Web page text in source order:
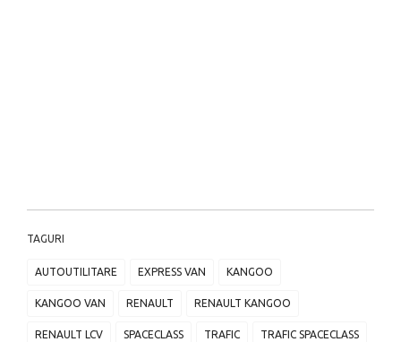
TAGURI
AUTOUTILITARE EXPRESS VAN KANGOO
KANGOO VAN RENAULT RENAULT KANGOO
RENAULT LCV SPACECLASS TRAFIC TRAFIC SPACECLASS